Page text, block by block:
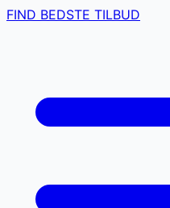
FIND BEDSTE TILBUD